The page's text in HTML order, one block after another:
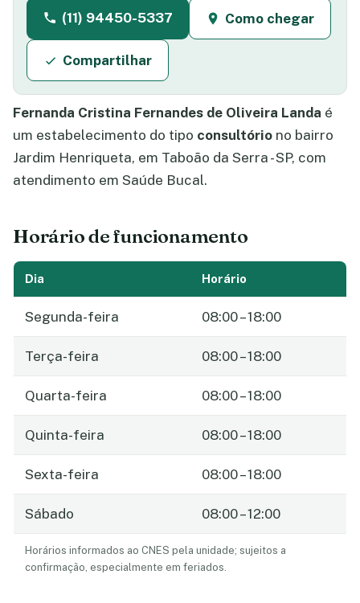
(11) 94450-5337 Como chegar
Compartilhar
Fernanda Cristina Fernandes de Oliveira Landa é
um estabelecimento do tipo consultório no bairro
Jardim Henriqueta, em Taboão da Serra - SP, com
atendimento em Saúde Bucal.
Horário de funcionamento
Dia Horário
Segunda-feira 08:00 – 18:00
Terça-feira 08:00 – 18:00
Quarta-feira 08:00 – 18:00
Quinta-feira 08:00 – 18:00
Sexta-feira 08:00 – 18:00
Sábado 08:00 – 12:00
Horários informados ao CNES pela unidade; sujeitos a
confirmação, especialmente em feriados.